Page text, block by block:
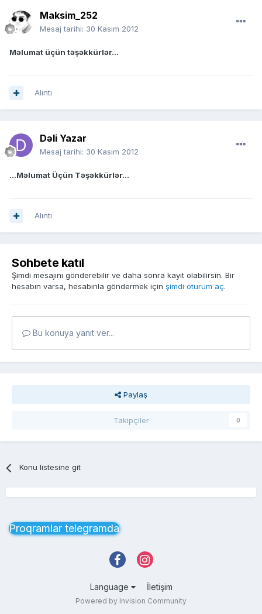
Maksim_252
Mesaj tarihi: 30 Kasım 2012
Məlumat üçün təşəkkürlər...
Alıntı
Dəli Yazar
Mesaj tarihi: 30 Kasım 2012
...Məlumat Üçün Təşəkkürlər...
Alıntı
Sohbete katıl
Şimdi mesajını gönderebilir ve daha sonra kayıt olabilirsin. Bir
hesabın varsa, hesabınla göndermek için şimdi oturum aç.
Bu konuya yanıt ver...
Paylaş
Takipçiler 0
Konu listesine git
Proqramlar telegramda
Language İletişim
Powered by Invision Community